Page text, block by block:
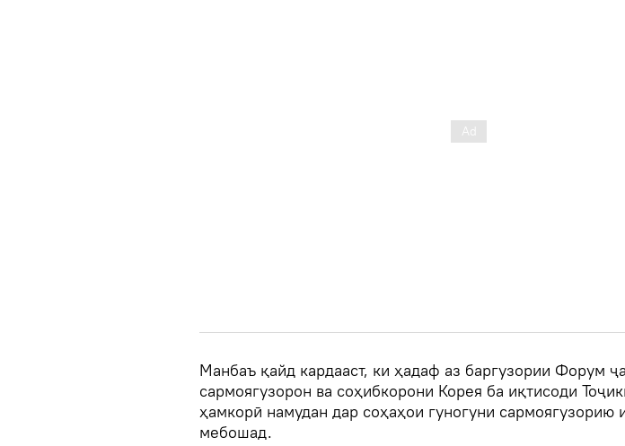
Манбаъ қайд кардааст, ки ҳадаф аз баргузории Форум
сармоягузорон ва соҳибкорони Корея ба иқтисоди
ҳамкорӣ намудан дар соҳаҳои гуногуни сармоягузорию
мебошад.